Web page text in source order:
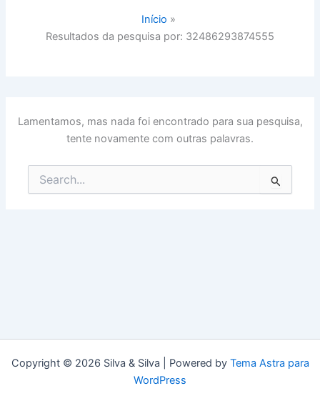
Início
Resultados da pesquisa por: 32486293874555
Lamentamos, mas nada foi encontrado para sua pesquisa,
tente novamente com outras palavras.
Pesquisar
por:
Copyright © 2026 Silva & Silva | Powered by Tema Astra para
WordPress